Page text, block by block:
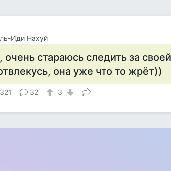
Иди Нахуй
очень стараюсь следить за
она уже что то жрёт))
321 32 3